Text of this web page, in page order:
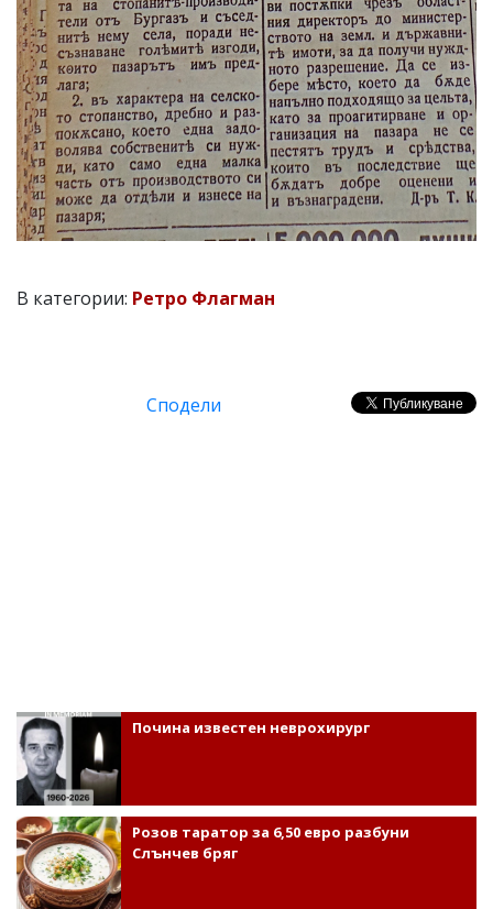
В категории: Ретро Флагман
Сподели
Почина известен неврохирург
Розов таратор за 6,50 евро разбуни
Слънчев бряг